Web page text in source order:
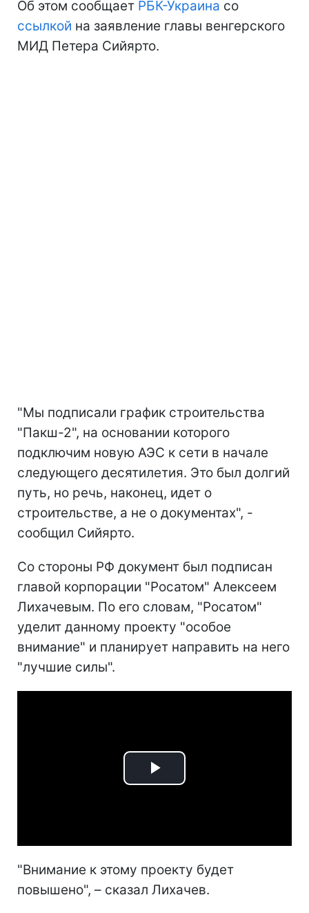
Об этом сообщает РБК-Украина со
ссылкой на заявление главы венгерского
МИД Петера Сийярто.
"Мы подписали график строительства
"Пакш-2", на основании которого
подключим новую АЭС к сети в начале
следующего десятилетия. Это был долгий
путь, но речь, наконец, идет о
строительстве, а не о документах", -
сообщил Сийярто.
Со стороны РФ документ был подписан
главой корпорации "Росатом" Алексеем
Лихачевым. По его словам, "Росатом"
уделит данному проекту "особое
внимание" и планирует направить на него
"лучшие силы".
Play
"Внимание к этому проекту будет
повышено", – сказал Лихачев.